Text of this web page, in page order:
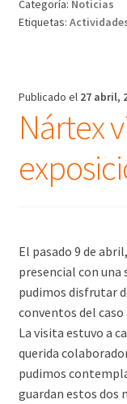
Categoría: Noticias
Etiquetas:
Publicado el 27 abril,
Nártex
El pasado 9 de
presencial con una
pudimos disfrutar
conventos del
La visita estuvo a
querida
pudimos
guardan estos dos